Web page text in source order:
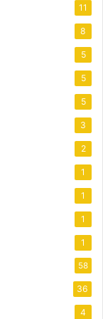
11
8
5
5
5
3
2
1
1
1
1
58
36
4